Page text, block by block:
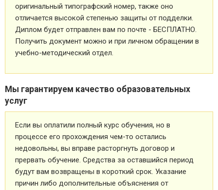
оригинальный типографский номер, также оно
отличается высокой степенью защиты от подделки.
Диплом будет отправлен вам по почте - БЕСПЛАТНО.
Получить документ можно и при личном обращении в
учебно-методический отдел.
Мы гарантируем качество образовательных
услуг
Если вы оплатили полный курс обучения, но в
процессе его прохождения чем-то остались
недовольны, вы вправе расторгнуть договор и
прервать обучение. Средства за оставшийся период
будут вам возвращены в короткий срок. Указание
причин либо дополнительные объяснения от